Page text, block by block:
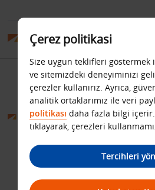
Şartlar ve
Çerez politikasi
Size uygun teklifleri göstermek
ve sitemizdeki deneyiminizi
çerezler kullanırız. Ayrıca,
analitik ortaklarımız ile veri
politikası daha fazla bilgi içerir.
tıklayarak, çerezleri
Tercihleri